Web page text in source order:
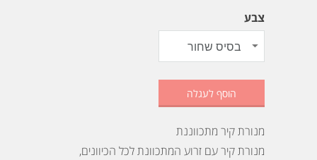
צבע
הוסף לעגלה
מנורת קיר מתכווננת
מנורת קיר עם זרוע המתכוונת לכל הכיוונים,